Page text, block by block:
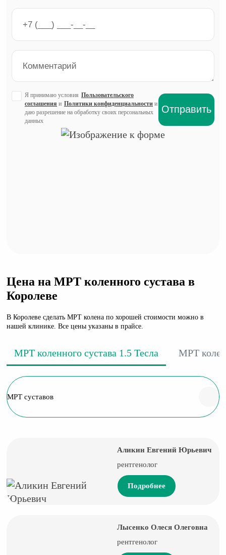
Я принимаю условия Пользовательского
соглашения и Политики конфиденциальности и
даю разрешение на обработку своих персональных
данных
Цена на МРТ коленного сустава в
Королеве
В Королеве сделать МРТ колена по хорошей стоимости можно в
нашей клинике. Все цены указаны в прайсе.
МРТ коленного сустава 1.5 Тесла МРТ
МРТ суставов
Аликин Евгений Юрьевич
рентгенолог
Подробнее
Лысенко Олеся Олеговна
рентгенолог